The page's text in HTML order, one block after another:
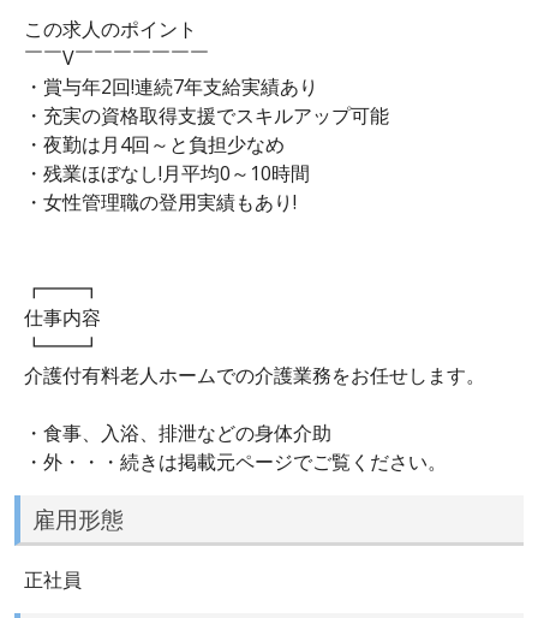
この求人のポイント
￣￣V￣￣￣￣￣￣￣
・賞与年2回!連続7年支給実績あり
・充実の資格取得支援でスキルアップ可能
・夜勤は月4回～と負担少なめ
・残業ほぼなし!月平均0～10時間
・女性管理職の登用実績もあり!
┏━━┓
仕事内容
┗━━┛
介護付有料老人ホームでの介護業務をお任せします。
・食事、入浴、排泄などの身体介助
・外・・・続きは掲載元ページでご覧ください。
雇用形態
正社員